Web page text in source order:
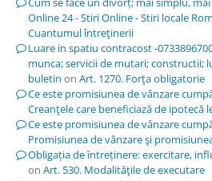
Online 24 - Stiri Online - Stiri locale
Cuantumul întreţinerii
Luare in spatiu contracost -
munca; servicii de mutari; constructii;
buletin on Art. 1270. Forţa obligatorie
Ce este promisiunea de vânzare
Creanţele care beneficiază de ipotecă
Ce este promisiunea de vânzare
Promisiunea de vânzare şi
Obligația de întreținere: exercitare,
on Art. 530. Modalităţile de executare